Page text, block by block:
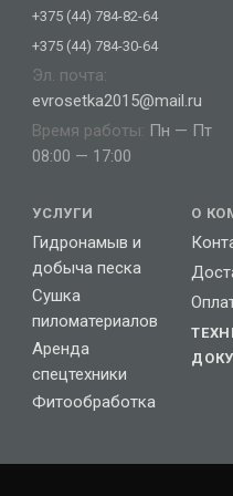
+375 (44) 784-82-64
+375 (44) 784-30-64
Эл. почта:
evrosetka2015@mail.ru
Время работы: Пн — Пт
08:00 — 17:00
УСЛУГИ
Гидронамыв и
добыча песка
Сушка
пиломатериалов
Аренда
спецтехники
Фитообработка
О